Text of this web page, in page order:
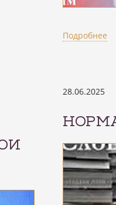
Подробнее
28.06.2025